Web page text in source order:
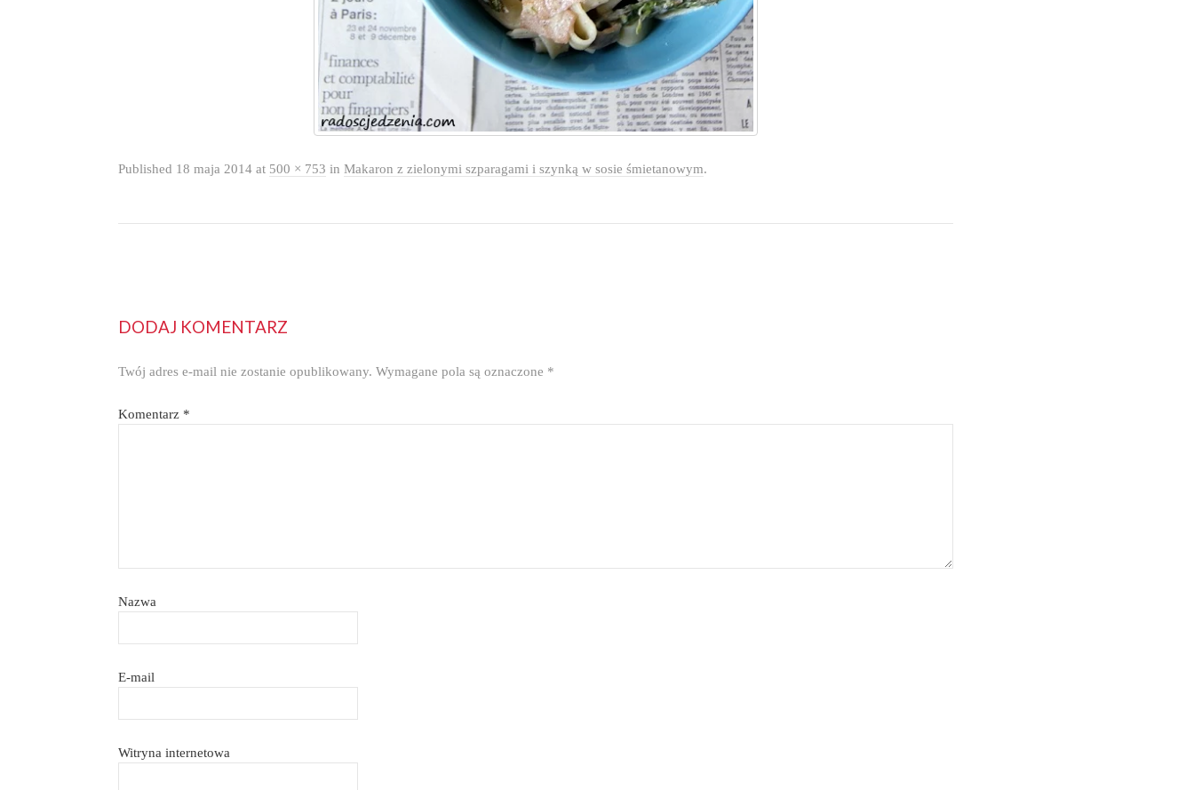
Published 18 maja 2014 at 500 × 753 inMakaron z zielonymi szparagami i szynką w sosie śmietanowym.
DODAJ KOMENTARZ
Twój adres e-mail nie zostanie opublikowany. Wymagane pola są oznaczone *
Komentarz *
Nazwa
E-mail
Witryna internetowa